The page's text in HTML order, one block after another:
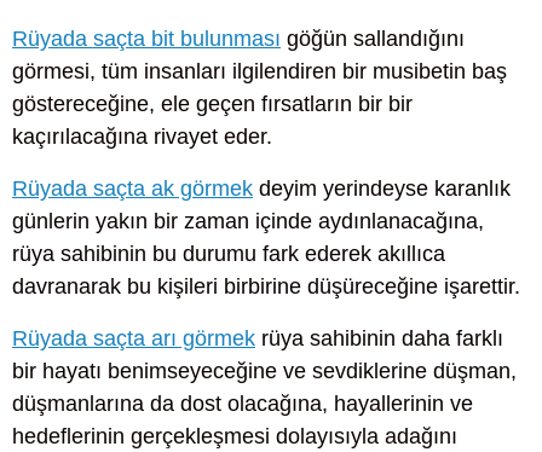
Rüyada saçta bit bulunması göğün sallandığını
görmesi, tüm insanları ilgilendiren bir musibetin baş
göstereceğine, ele geçen fırsatların bir bir
kaçırılacağına rivayet eder.
Rüyada saçta ak görmek deyim yerindeyse karanlık
günlerin yakın bir zaman içinde aydınlanacağına,
rüya sahibinin bu durumu fark ederek akıllıca
davranarak bu kişileri birbirine düşüreceğine işarettir.
Rüyada saçta arı görmek rüya sahibinin daha farklı
bir hayatı benimseyeceğine ve sevdiklerine düşman,
düşmanlarına da dost olacağına, hayallerinin ve
hedeflerinin gerçekleşmesi dolayısıyla adağını